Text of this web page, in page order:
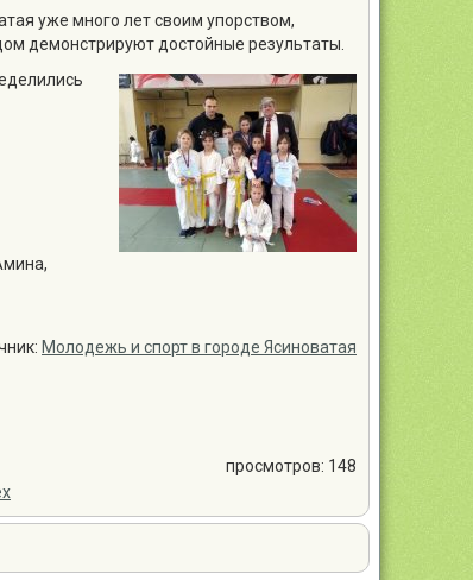
уже много лет своим упорством,
демонстрируют достойные результаты.
Молодежь и спорт в городе Ясиноватая
просмотров: 148